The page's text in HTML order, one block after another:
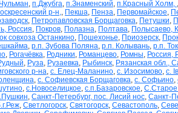
, п.Джубга, п.Знаменский, п.Красный Холм,
р-н,, Пекша, Пенза, Первомайское,
, Петропавловская Борщаговка, Петушки,
Россия, Покров, Полазна, Полтава, Полысаево,
совхоза Останкино, Пошехонье, Приозерск,
, р.п. Зубова Поляна, р.п. Колывань, р.п.
, Рогачёвка, Родники, Романцево, Ромны, Россия,
, Руза, Рузаевка, Рыбинск, Рязанская обл.,
р-на, с. Елец-Маланино, с. Изосимово, с.
, с. Софиевская Борщаговка, с. Софьино,
, с.Новоселицкое, с.п.Базаровское,
, Санкт-Петербург, пос. Лисий нос, Санкт-
, Светлогорск, Святогорск, Севастополь,